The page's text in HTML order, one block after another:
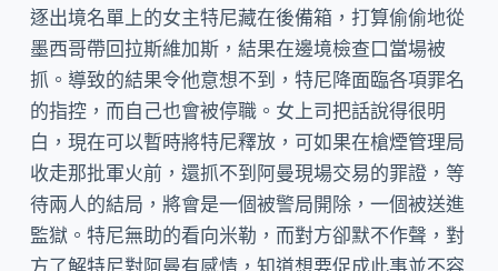
逐出境名單上的女主特尼藏在後備箱，打算偷偷地從
墨西哥帶回拉斯維加斯，結果在邊境檢查口當場被
抓。導致的結果令他意想不到，特尼降面臨各項罪名
的指控，而自己也會被停職。女上司把話說得很明
白，現在可以暫時將特尼釋放，可如果在槍煙管理局
收走那批軍火前，還抓不到阿曼現場交易的罪證，等
待兩人的結局，將會是一個被警局開除，一個被送進
監獄。特尼無助的看向米勒，而對方卻默不作聲，對
方了解特尼對阿曼有感情，知道想要促成此事並不容